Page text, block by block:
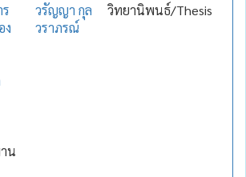
ง
น
วรัญญา กุล
วราภรณ์
วิทยานิพนธ์/Thesis